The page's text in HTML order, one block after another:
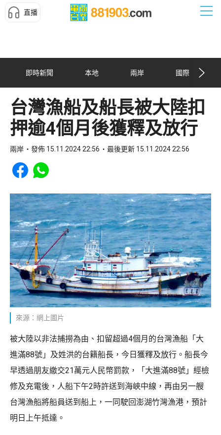
直播
即時新聞 本地 兩岸 國際
台灣漁船及船長被大陸扣
押逾4個月後獲釋及放行
兩岸 發佈 15.11.2024 22:56 最後更新 15.11.2024 22:56
Share to Facebook
Share to WhatsApp
來源：網上圖片
被大陸以非法捕撈為由、扣留超過4個月的台灣漁船「大
進滿88號」及姓洪的台籍船長，今日獲釋及放行。船長今
早透過朋友繳交21萬元人民幣罰款，「大進滿88號」經檢
修及充電後，人船下午2時許送到海峽中線，再由另一艘
台灣漁船將船員送到船上，一同駛回澎湖竹灣漁港，預計
明日上午抵達。